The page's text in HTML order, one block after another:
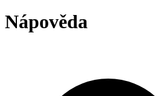
Nápověda